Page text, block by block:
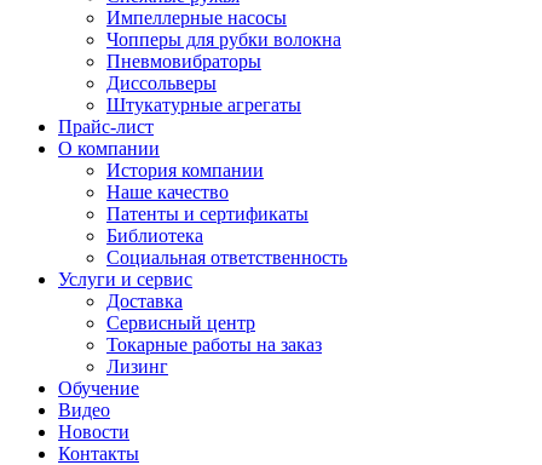
Импеллерные насосы
Чопперы для рубки волокна
Пневмовибраторы
Диссольверы
Штукатурные агрегаты
Прайс-лист
О компании
История компании
Наше качество
Патенты и сертификаты
Библиотека
Социальная ответственность
Услуги и сервис
Доставка
Сервисный центр
Токарные работы на заказ
Лизинг
Обучение
Видео
Новости
Контакты